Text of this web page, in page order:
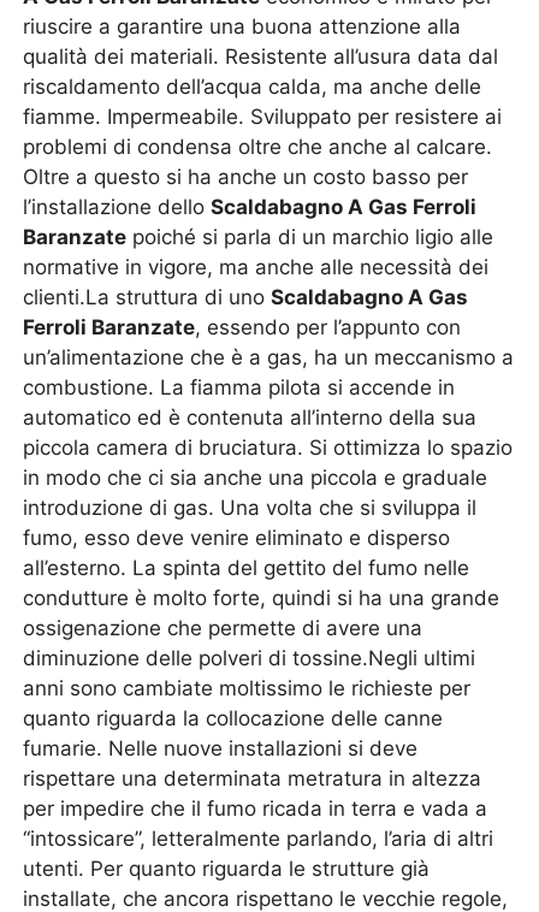
riuscire a garantire una buona attenzione alla
qualità dei materiali. Resistente all’usura data dal
riscaldamento dell’acqua calda, ma anche delle
fiamme. Impermeabile. Sviluppato per resistere ai
problemi di condensa oltre che anche al calcare.
Oltre a questo si ha anche un costo basso per
l’installazione delloScaldabagno A Gas Ferroli
Baranzate poiché si parla di un marchio ligio alle
normative in vigore, ma anche alle necessità dei
clienti.La struttura di unoScaldabagno A Gas
Ferroli Baranzate, essendo per l’appunto con
un’alimentazione che è a gas, ha un meccanismo a
combustione. La fiamma pilota si accende in
automatico ed è contenuta all’interno della sua
piccola camera di bruciatura. Si ottimizza lo spazio
in modo che ci sia anche una piccola e graduale
introduzione di gas. Una volta che si sviluppa il
fumo, esso deve venire eliminato e disperso
all’esterno. La spinta del gettito del fumo nelle
condutture è molto forte, quindi si ha una grande
ossigenazione che permette di avere una
diminuzione delle polveri di tossine.Negli ultimi
anni sono cambiate moltissimo le richieste per
quanto riguarda la collocazione delle canne
fumarie. Nelle nuove installazioni si deve
rispettare una determinata metratura in altezza
per impedire che il fumo ricada in terra e vada a
“intossicare”, letteralmente parlando, l’aria di altri
utenti. Per quanto riguarda le strutture già
installate, che ancora rispettano le vecchie regole,